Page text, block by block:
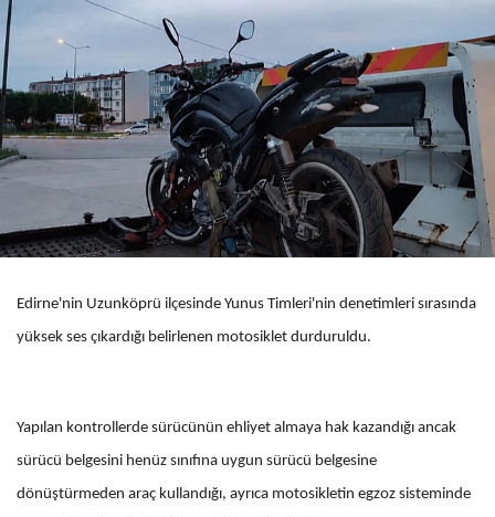
Edirne'nin Uzunköprü ilçesinde Yunus Timleri'nin denetimleri sırasında
yüksek ses çıkardığı belirlenen motosiklet durduruldu.
Yapılan kontrollerde sürücünün ehliyet almaya hak kazandığı ancak
sürücü belgesini henüz sınıfına uygun sürücü belgesine
dönüştürmeden araç kullandığı, ayrıca motosikletin egzoz sisteminde